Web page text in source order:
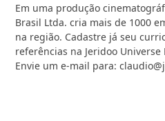
Em uma produção
Brasil Ltda. cria mais de 1000
na região. Cadastre já seu
referências na Jeridoo Universe
Envie um e-mail para: